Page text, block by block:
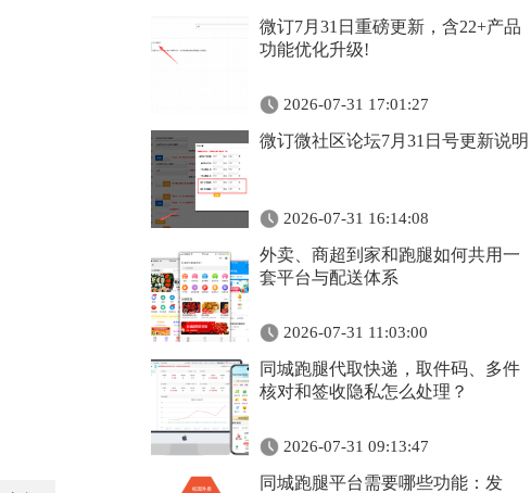
微订7月31日重磅更新，含22+产品
功能优化升级!
2026-07-31 17:01:27
微订微社区论坛7月31日号更新说明
2026-07-31 16:14:08
外卖、商超到家和跑腿如何共用一
套平台与配送体系
2026-07-31 11:03:00
同城跑腿代取快递，取件码、多件
核对和签收隐私怎么处理？
2026-07-31 09:13:47
同城跑腿平台需要哪些功能：发